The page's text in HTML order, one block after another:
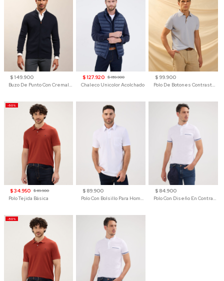
$ 149.900
Buzo De Punto Con Cremallera Para Hombre
$ 127.920 $ 159.900
Chaleco Unicolor Acolchado
$ 99.900
Polo De Botones Contraste Para Hombre
-50%
$ 34.950 $ 69.900
Polo Tejida Básica
$ 89.900
Polo Con Bolsillo Para Hombre
$ 84.900
Polo Con Diseño En Contraste
-50%